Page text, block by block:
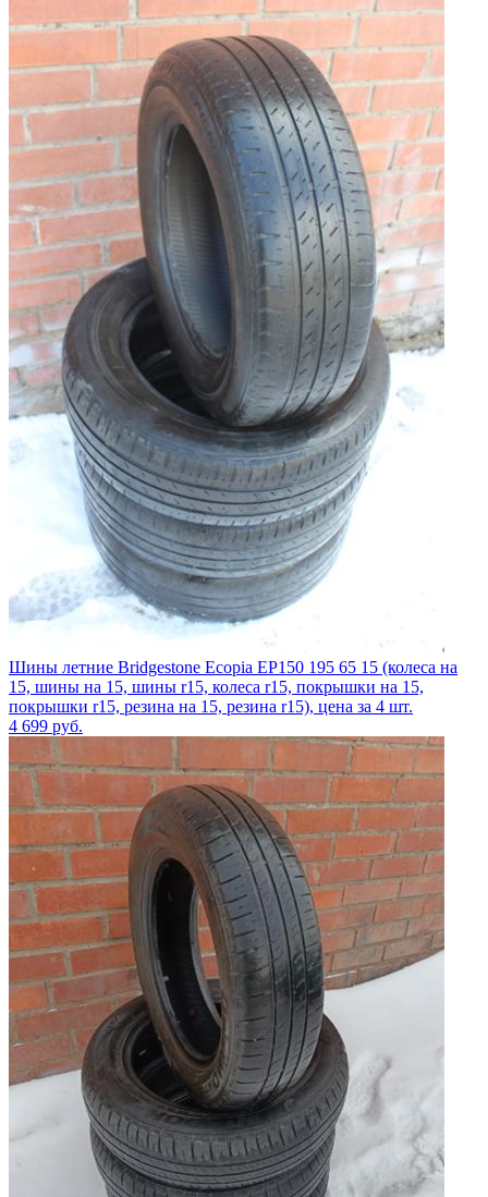
Шины летние Bridgestone Ecopia EP150 195 65 15 (колеса на
15, шины на 15, шины r15, колеса r15, покрышки на 15,
покрышки r15, резина на 15, резина r15), цена за 4 шт.
4 699 руб.